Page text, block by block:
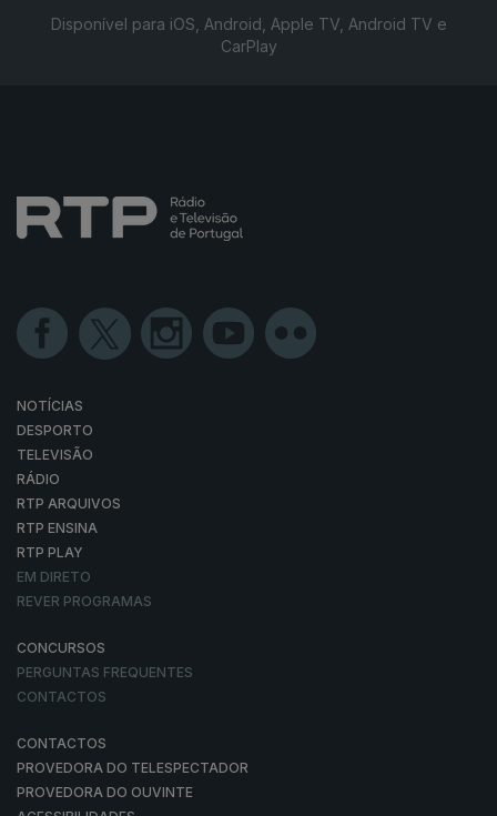
Disponível para iOS, Android, Apple TV, Android TV e
CarPlay
NOTÍCIAS
DESPORTO
TELEVISÃO
RÁDIO
RTP ARQUIVOS
RTP ENSINA
RTP PLAY
EM DIRETO
REVER PROGRAMAS
CONCURSOS
PERGUNTAS FREQUENTES
CONTACTOS
CONTACTOS
PROVEDORA DO TELESPECTADOR
PROVEDORA DO OUVINTE